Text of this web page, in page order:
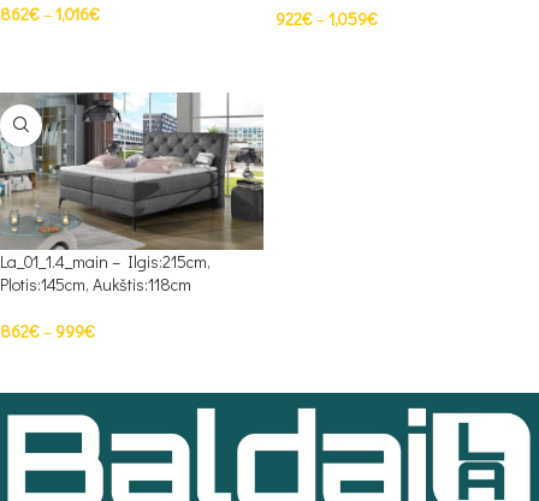
862€–1,016€ 922€–1,059€
La_01_1.4_main – Ilgis:215cm,
Plotis:145cm, Aukštis:118cm
862€– 999€